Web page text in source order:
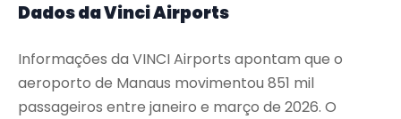
Dados da Vinci Airports
Informações da VINCI Airports apontam que o
aeroporto de Manaus movimentou 851 mil
passageiros entre janeiro e março de 2026. O